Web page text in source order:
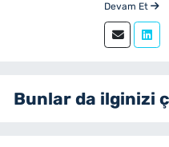
olmak
olarak
Devam Et
Bunlar da ilginizi